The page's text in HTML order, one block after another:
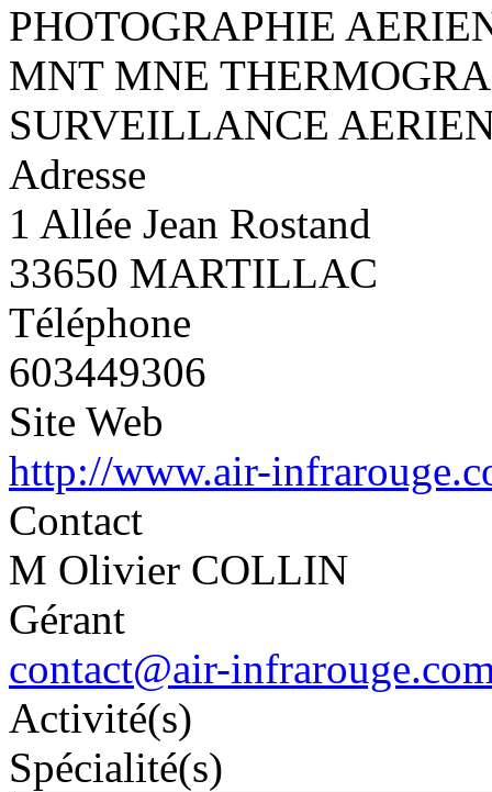
PHOTOGRAPHIE
MNT MNE
SURVEILLANCE
Adresse
1 Allée Jean Rostand
33650 MARTILLAC
Téléphone
603449306
Site Web
http://www.air-
Contact
M Olivier COLLIN
Gérant
contact@air-
Activité(s)
Spécialité(s)